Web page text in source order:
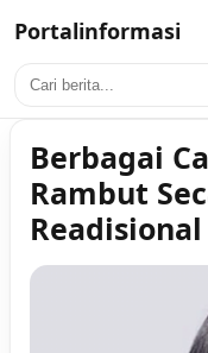
Portalinformasi
Berbagai
Rambut